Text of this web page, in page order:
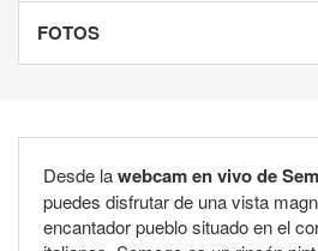
FOTOS
Desde lawebcam en vivo de
puedes disfrutar de una vista
encantador pueblo situado en el